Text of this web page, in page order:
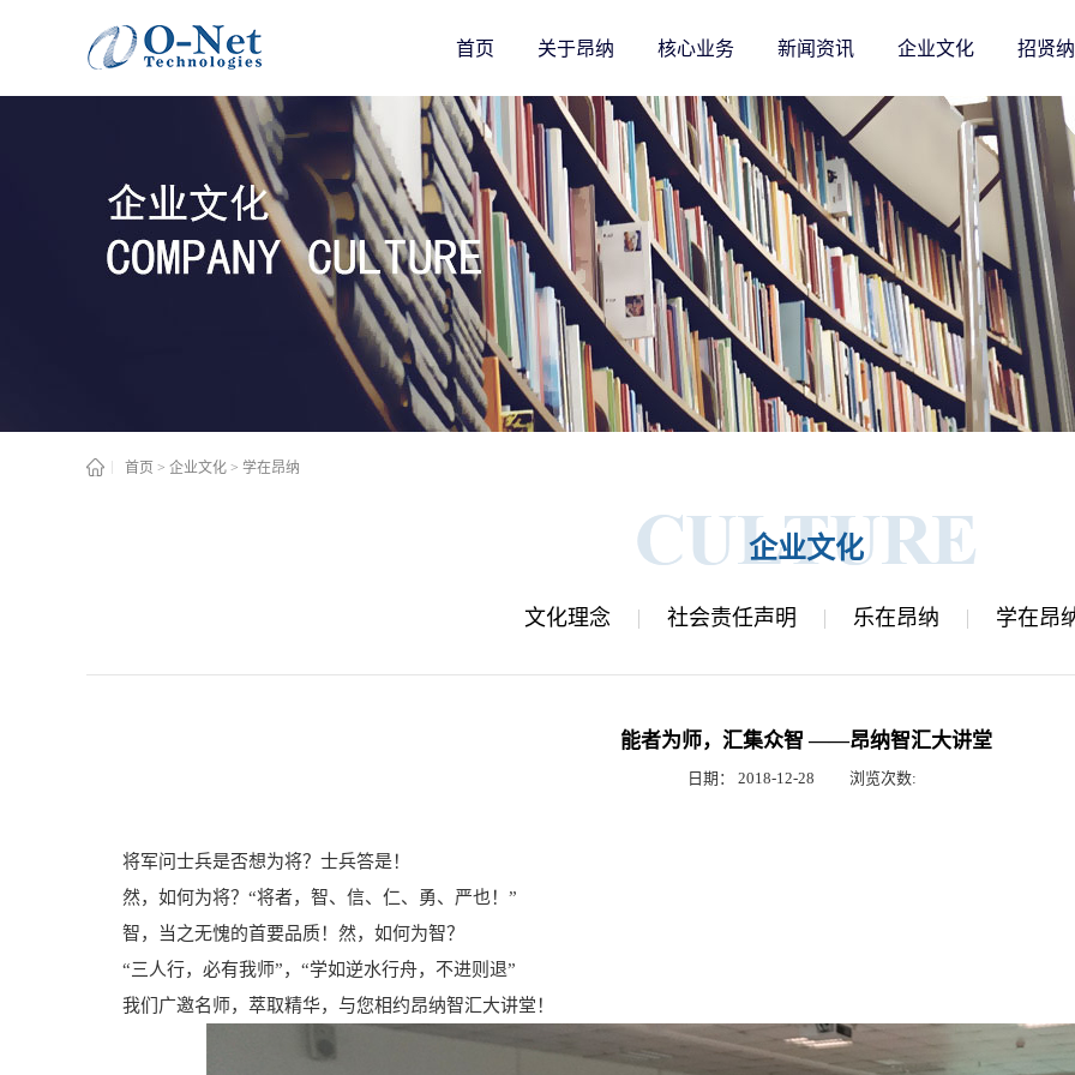
首页 关于昂纳 核心业务 新闻资讯 企业文化 招贤
首页 > 企业文化 > 学在昂纳
企业文化
文化理念 社会责任声明 乐在昂纳 学在昂
能者为师，汇集众智 ——昂纳智汇大讲堂
日期： 2018-12-28 浏览次数:
将军问士兵是否想为将？士兵答是！
然，如何为将？“将者，智、信、仁、勇、严也！”
智，当之无愧的首要品质！然，如何为智？
“三人行，必有我师”，“学如逆水行舟，不进则退”
我们广邀名师，萃取精华，与您相约昂纳智汇大讲堂！